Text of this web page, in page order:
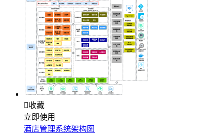
收藏
立即使用
酒店管理系统架构图